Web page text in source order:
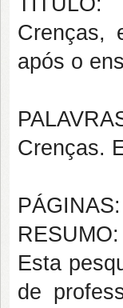
Crenças,
após o
Crenças.
RESUMO:
Esta
de